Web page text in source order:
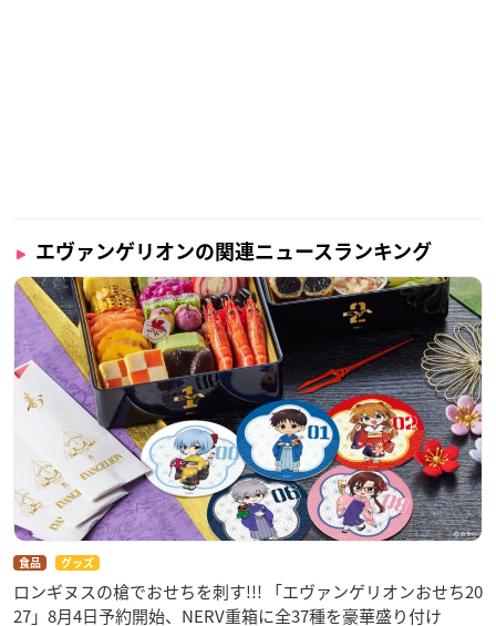
エヴァンゲリオンの関連ニュースランキング
食品 グッズ
ロンギヌスの槍でおせちを刺す!!! 「エヴァンゲリオンおせち20
27」8月4日予約開始、NERV重箱に全37種を豪華盛り付け